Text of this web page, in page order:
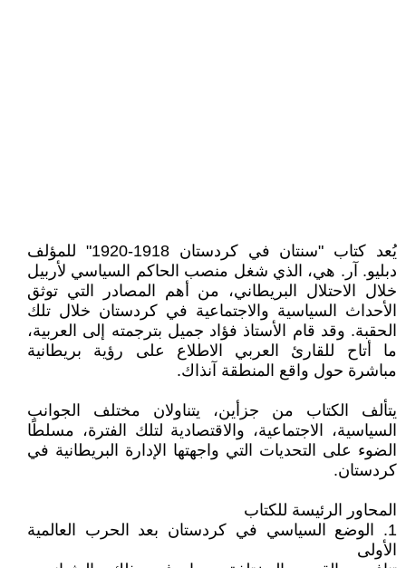
يُعد كتاب "سنتان في كردستان 1918-1920" للمؤلف
دبليو. آر. هي، الذي شغل منصب الحاكم السياسي لأربيل
خلال الاحتلال البريطاني، من أهم المصادر التي توثق
الأحداث السياسية والاجتماعية في كردستان خلال تلك
الحقبة. وقد قام الأستاذ فؤاد جميل بترجمته إلى العربية،
ما أتاح للقارئ العربي الاطلاع على رؤية بريطانية
مباشرة حول واقع المنطقة آنذاك.
يتألف الكتاب من جزأين، يتناولان مختلف الجوانب
السياسية، الاجتماعية، والاقتصادية لتلك الفترة، مسلطًا
الضوء على التحديات التي واجهتها الإدارة البريطانية في
كردستان.
المحاور الرئيسة للكتاب
1. الوضع السياسي في كردستان بعد الحرب العالمية
الأولى